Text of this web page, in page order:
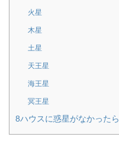
火星
木星
土星
天王星
海王星
冥王星
8ハウスに惑星がなかったら